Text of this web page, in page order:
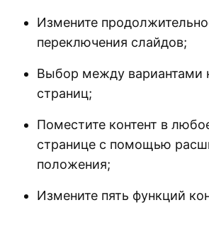
Измените
переключения слайдов;
Выбор между вариантами
страниц;
Поместите контент в
странице с помощью
положения;
Измените пять функций